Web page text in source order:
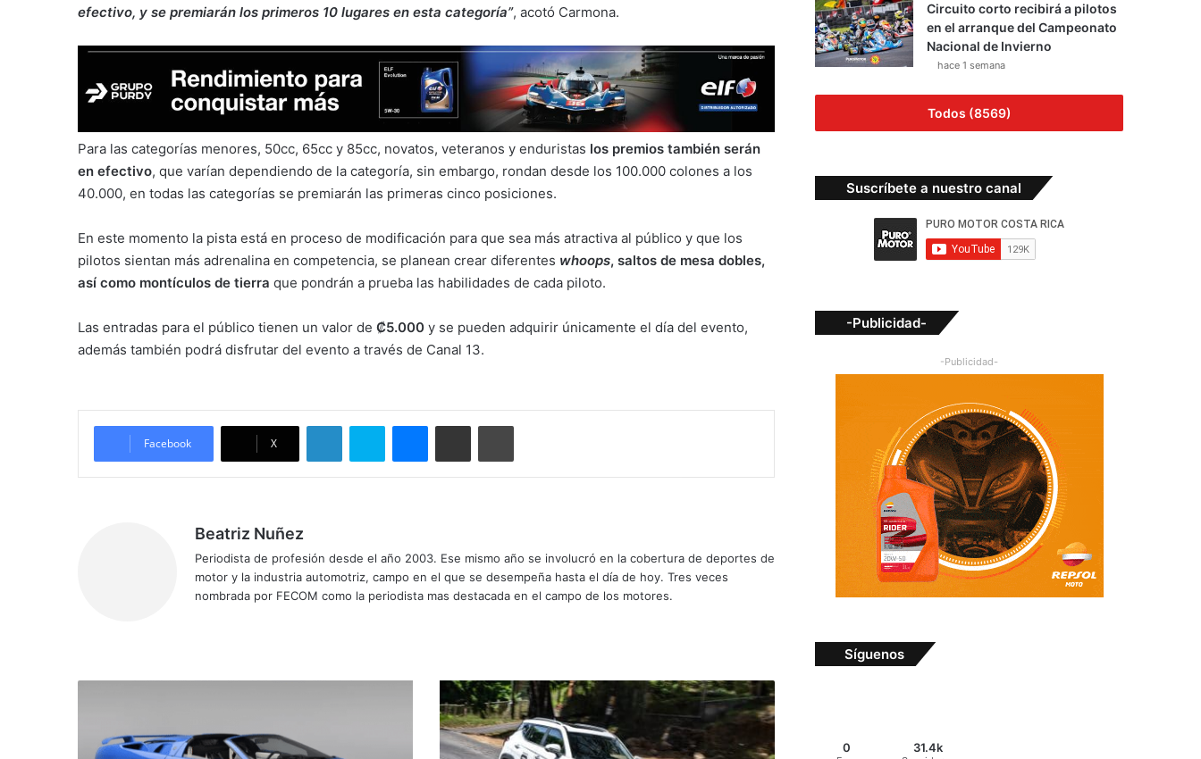
efectivo, y se premiarán los primeros 10 lugares en esta categoría”, acotó Carmona.
Para las categorías menores, 50cc, 65cc y 85cc, novatos, veteranos y enduristas los premios también serán
en efectivo, que varían dependiendo de la categoría, sin embargo, rondan desde los 100.000 colones a los
40.000, en todas las categorías se premiarán las primeras cinco posiciones.
En este momento la pista está en proceso de modificación para que sea más atractiva al público y que los
pilotos sientan más adrenalina en competencia, se planean crear diferentes whoops, saltos de mesa dobles,
así como montículos de tierra que pondrán a prueba las habilidades de cada piloto.
Las entradas para el público tienen un valor de ₡5.000 y se pueden adquirir únicamente el día del evento,
además también podrá disfrutar del evento a través de Canal 13.
Facebook X
LinkedInSkype MessengerCompartir por correo electrónicoImprimir
Beatriz Nuñez
Periodista de profesión desde el año 2003. Ese mismo año se involucró en la cobertura de deportes de
motor y la industria automotriz, campo en el que se desempeña hasta el día de hoy. Tres veces
nombrada por FECOM como la periodista mas destacada en el campo de los motores.
Donald
JAC
e-
JS4,
desempeño
Circuito corto recibirá a pilotos
en el arranque del Campeonato
Nacional de Invierno
hace 1 semana
Todos (8569)
Suscríbete a nuestro canal
-Publicidad-
-Publicidad-
Síguenos
0 31.4k